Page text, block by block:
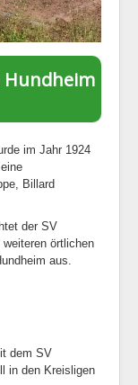
Hundheim
im Jahr 1924
Billard
der SV
örtlichen
aus.
dem SV
in den Kreisligen